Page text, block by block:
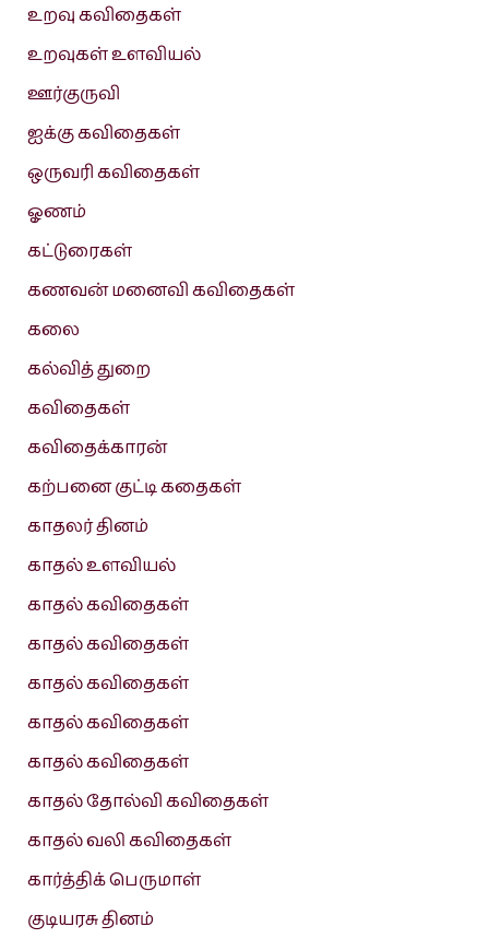
உறவு கவிதைகள்
உறவுகள் உளவியல்
ஊர்குருவி
ஐக்கு கவிதைகள்
ஒருவரி கவிதைகள்
ஓணம்
கட்டுரைகள்
கணவன் மனைவி கவிதைகள்
கலை
கல்வித் துறை
கவிதைகள்
கவிதைக்காரன்
கற்பனை குட்டி கதைகள்
காதலர் தினம்
காதல் உளவியல்
காதல் கவிதைகள்
காதல் கவிதைகள்
காதல் கவிதைகள்
காதல் கவிதைகள்
காதல் கவிதைகள்
காதல் தோல்வி கவிதைகள்
காதல் வலி கவிதைகள்
கார்த்திக் பெருமாள்
குடியரசு தினம்